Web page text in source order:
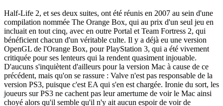
Half-Life 2, et ses deux suites, ont été réunis en 2007 au sein d'une
compilation nommée The Orange Box, qui au prix d'un seul jeu en
incluait en tout cinq, avec en outre Portal et Team Fortress 2, qui
bénéficient chacun d'un véritable culte. Il y a déjà eu une version
OpenGL de l'Orange Box, pour PlayStation 3, qui a été vivement
critiquée pour ses lenteurs qui la rendent quasiment injouable.
D'aucuns s'inquiètent d'ailleurs pour la version Mac à cause de ce
précédent, mais qu'on se rassure : Valve n'est pas responsable de la
version PS3, puisque c'est EA qui s'en est chargée. Ironie du sort, les
joueurs sur PS3 ne cachent pas leur amertume de voir le Mac ainsi
choyé alors qu'il semble qu'il n'y ait aucun espoir de voir de